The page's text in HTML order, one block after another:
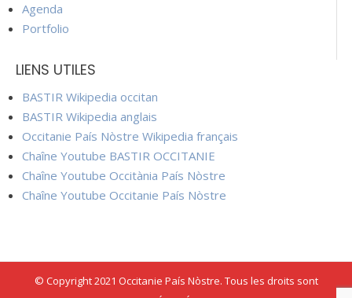
Agenda
Portfolio
LIENS UTILES
BASTIR Wikipedia occitan
BASTIR Wikipedia anglais
Occitanie País Nòstre Wikipedia français
Chaîne Youtube BASTIR OCCITANIE
Chaîne Youtube Occitània País Nòstre
Chaîne Youtube Occitanie País Nòstre
© Copyright 2021 Occitanie País Nòstre. Tous les droits sont